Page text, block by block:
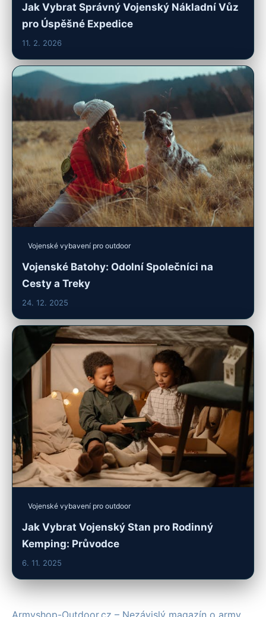
Jak Vybrat Správný Vojenský Nákladní Vůz
pro Úspěšné Expedice
11. 2. 2026
Vojenské vybavení pro outdoor
Vojenské Batohy: Odolní Společníci na
Cesty a Treky
24. 12. 2025
Vojenské vybavení pro outdoor
Jak Vybrat Vojenský Stan pro Rodinný
Kemping: Průvodce
6. 11. 2025
Armyshop-Outdoor.cz – Nezávislý magazín o army